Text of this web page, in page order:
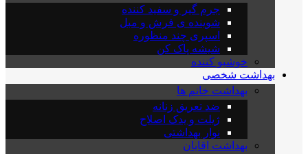
جرم گیر و سفید کننده
شوینده ی فرش و مبل
اسپری چند منظوره
شیشه پاک کن
خوشبو کننده
بهداشت شخصی
بهداشت خانم ها
ضد تعریق زنانه
ژیلت و یدک اصلاح
نوار بهداشتی
بهداشت اقایان